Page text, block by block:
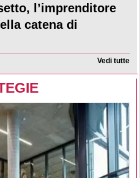
l’imprenditore
catena di
Vedi tutte